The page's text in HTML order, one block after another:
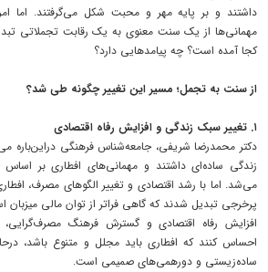
داشتند و بر پایه مهر و محبت شکل می‌گرفتند. اما
مهمانی‌ها از یک سنت معنوی به یک رقابت تجملاتی
کجا آمده است؟ چه پیامدهایی دارد؟
از سنت به تجمل؛ مسیر این تغییر چگونه طی شد؟
۱. تغییر سبک زندگی و افزایش رفاه اقتصادی
دکتر محمدرضا شریفی، جامعه‌شناس فرهنگی دراین‌باره
زندگی ساده‌ای داشتند و مهمانی‌های افطاری بر اساس
می‌شد. اما با رشد اقتصادی و تغییر الگوهای مصرف،
پرخرجی تبدیل شدند که گاهی فراتر از توان مالی میزبان
افزایش رفاه اقتصادی و گسترش فرهنگ
احساس کنند که افطاری باید مجلل و متنوع باشد،
ساده‌زیستی و دورهمی‌های صمیمی است.